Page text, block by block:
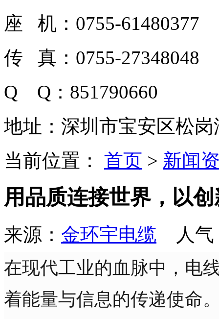
座 机：0755-61480377
传 真：0755-27348048
Q Q：851790660
地址：深圳市宝安区松
当前位置：
首页 > 新闻
用品质连接世界，以
来源： 金环宇电缆 人气
在现代工业的血脉中，电
着能量与信息的传递使命